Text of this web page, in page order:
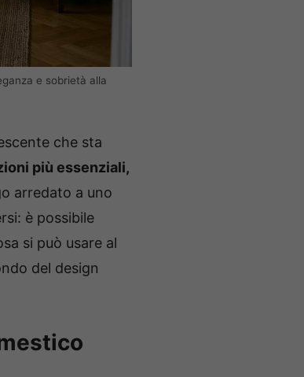
e sobrietà alla
che sta
più essenziali,
arredato a uno
è possibile
si può usare al
del design